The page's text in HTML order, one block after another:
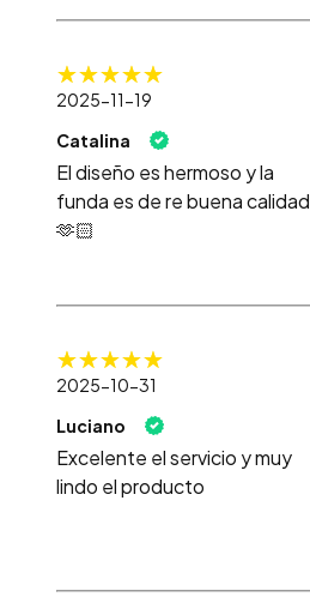
2025-11-19
Catalina
El diseño es hermoso y la
funda es de re buena calidad
🫶🏻
2025-10-31
Luciano
Excelente el servicio y muy
lindo el producto